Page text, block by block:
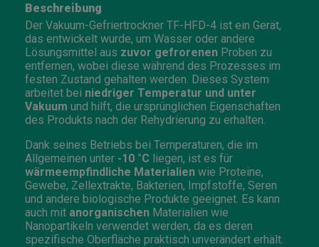
Beschreibung
Der Vakuum-Gefriertrockner TF-HFD-4 ist ein Gerät,
das entwickelt wurde, um Wasser oder andere
Lösungsmittel aus zuvor gefrorenen Proben zu
entfernen, wobei diese während des Prozesses im
festen Zustand gehalten werden. Dieses System
arbeitet bei niedriger Temperatur und unter
Vakuum und hilft, die ursprünglichen Eigenschaften
des Produkts nach der Rehydrierung zu erhalten.
Dank seines Betriebs bei Temperaturen, die im
Allgemeinen unter -10 °C liegen, ist es für
wärmeempfindliche Materialien wie Proteine,
Gewebe, Zellextrakte, Bakterien, Impfstoffe, Seren
und andere biologische Produkte geeignet. Es kann
auch mit anorganischen Materialien wie
Nanopartikeln verwendet werden, da es deren
spezifische Oberfläche praktisch unverändert erhält.